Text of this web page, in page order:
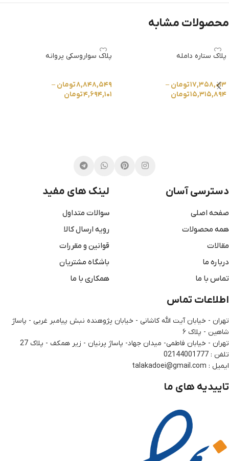
محصولات مشابه
پلاک ستاره دامله
۱۷,۳۵۸,۰۱۳تومان –
۱۵,۳۱۵,۸۹۴تومان
پلاک سواروسکی پروانه
۸,۸۴۸,۵۴۹تومان –
۴,۶۹۴,۱۰۱تومان
دسترسی آسان
صفحه اصلی
همه محصولات
مقالات
درباره ما
تماس با ما
لینک های مفید
سوالات متداول
رویه ارسال کالا
قوانین و مقررات
باشگاه مشتریان
همکاری با ما
اطلاعات تماس
تهران - خیابان آیت الله کاشانی - خیابان پژوهنده نبش پیامبر غربی - پاساژ
شاهین - پلاک ۶
تهران - خیابان فاطمی- میدان جهاد- پاساژ پرنیان - زیر همکف - پلاک 27
تلفن : 02144001777
ایمیل : talakadoei@gmail.com
تاییدیه های ما